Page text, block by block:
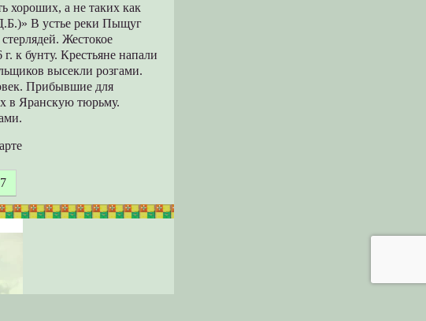
хороших, а не таких как
В устье реки Пыщуг
Жестокое
к бунту. Крестьяне напали
высекли розгами.
Прибывшие для
в Яранскую тюрьму.
7